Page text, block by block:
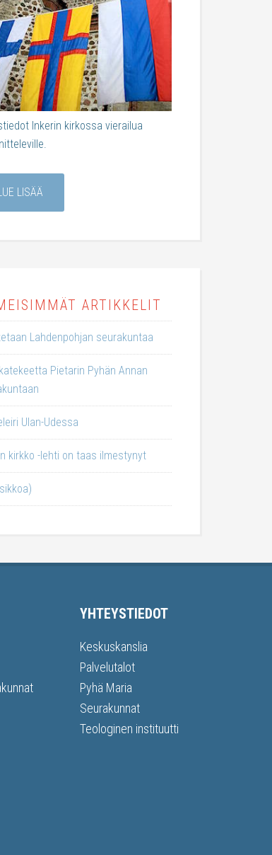
Inkerin kirkossa vierailua
LISÄÄ
ARTIKKELIT
Lahdenpohjan seurakuntaa
Pietarin Pyhän Annan
Ulan-Udessa
kirkko -lehti on taas ilmestynyt
YHTEYSTIEDOT
Keskuskanslia
Palvelutalot
Pyhä Maria
Seurakunnat
Teologinen instituutti